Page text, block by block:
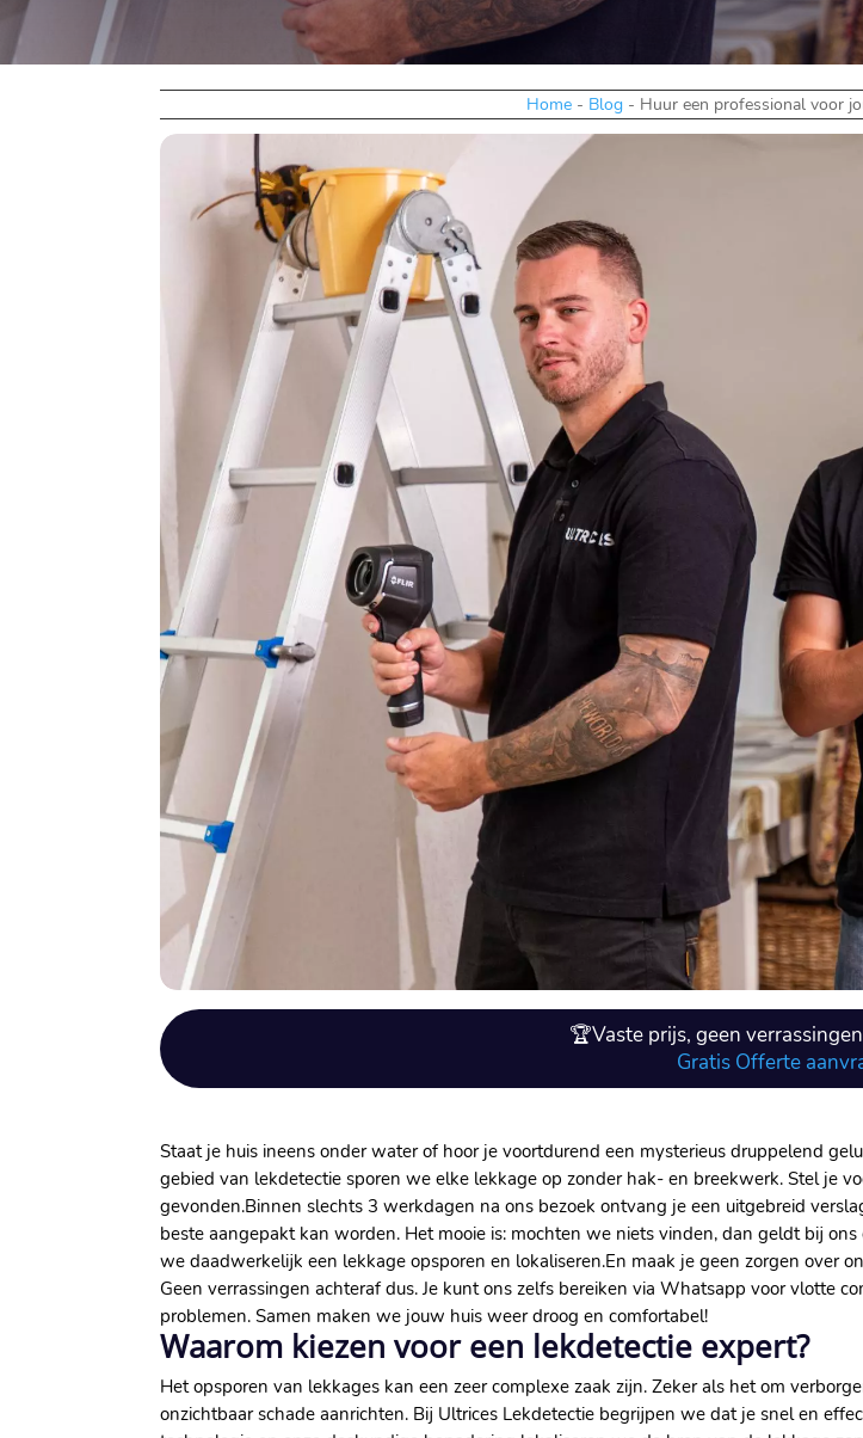
Home- Blog- Huur een professional voor
🏆Vaste prijs, geen
Gratis Offerte
Staat je huis ineens onder water of hoor je voortdurend een mysterieus druppelend
gebied van lekdetectie sporen we elke lekkage op zonder hak- en breekwerk.​ Stel je
gevonden.​ Binnen slechts 3 werkdagen na ons bezoek ontvang je een uitgebreid
beste aangepakt kan worden.​ Het mooie is: mochten we niets vinden, dan geldt bij
we daadwerkelijk een lekkage opsporen en lokaliseren.​ En maak je geen zorgen
Geen verrassingen achteraf dus.​ Je kunt ons zelfs bereiken via Whatsapp voor vlotte
problemen.​ Samen maken we jouw huis weer droog en comfortabel!
Waarom kiezen voor een lekdetectie expert?
Het opsporen van lekkages kan een zeer complexe zaak zijn.​ Zeker als het om
onzichtbaar schade aanrichten.​ Bij Ultrices Lekdetectie begrijpen we dat je snel en